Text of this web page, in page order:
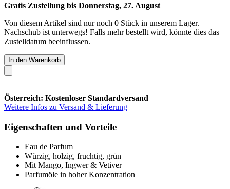
Gratis Zustellung bis Donnerstag, 27. August
Von diesem Artikel sind nur noch 0 Stück in unserem Lager.
Nachschub ist unterwegs! Falls mehr bestellt wird, könnte dies das
Zustelldatum beeinflussen.
In den Warenkorb
Österreich: Kostenloser Standardversand
Weitere Infos zu Versand & Lieferung
Eigenschaften und Vorteile
Eau de Parfum
Würzig, holzig, fruchtig, grün
Mit Mango, Ingwer & Vetiver
Parfumöle in hoher Konzentration